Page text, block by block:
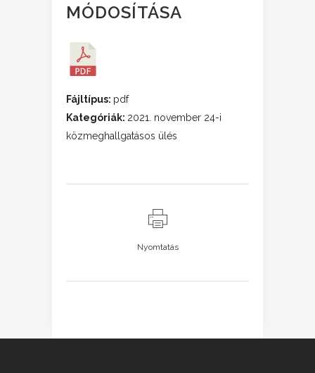
MÓDOSÍTÁSA
Fájltípus: pdf
Kategóriák: 2021. november 24-i
közmeghallgatásos ülés
Nyomtatás